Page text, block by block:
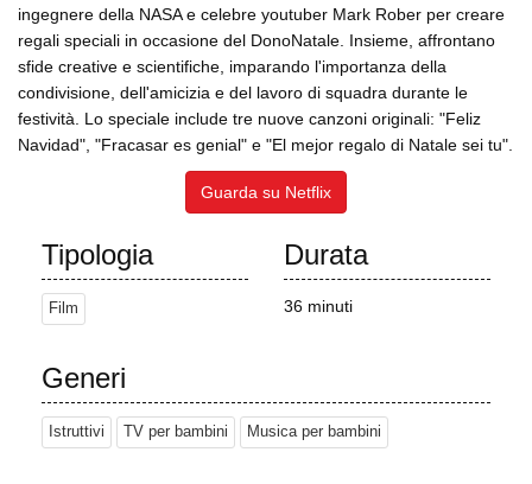
ingegnere della NASA e celebre youtuber Mark Rober per creare
regali speciali in occasione del DonoNatale. Insieme, affrontano
sfide creative e scientifiche, imparando l'importanza della
condivisione, dell'amicizia e del lavoro di squadra durante le
festività. Lo speciale include tre nuove canzoni originali: "Feliz
Navidad", "Fracasar es genial" e "El mejor regalo di Natale sei tu".
Guarda su Netflix
Tipologia
Film
Durata
36 minuti
Generi
Istruttivi TV per bambini Musica per bambini